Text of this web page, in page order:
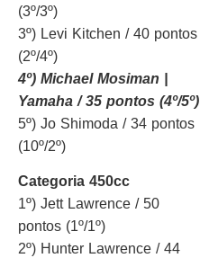
(3º/3º)
3º) Levi Kitchen / 40 pontos
(2º/4º)
4º) Michael Mosiman |
Yamaha / 35 pontos (4º/5º)
5º) Jo Shimoda / 34 pontos
(10º/2º)
Categoria 450cc
1º) Jett Lawrence / 50
pontos (1º/1º)
2º) Hunter Lawrence / 44